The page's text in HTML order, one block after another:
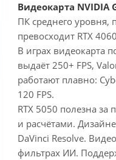
Видеокарта NVIDIA
ПК среднего уровня,
превосходит RTX
В играх видеокарта
выдаёт 250+ FPS,
работают плавно:
120 FPS.
RTX 5050 полезна
и расчётами.
DaVinci Resolve.
фильтрах ИИ.